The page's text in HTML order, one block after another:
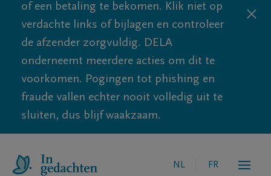
of een betaling te bekomen. Klik niet op
verdachte links of bijlagen en controleer
de afzender zorgvuldig. DELA
onderneemt meerdere acties om dit te
voorkomen. Pogingen tot phishing en
fraude vallen echter nooit volledig uit te
sluiten, dus blijf waakzaam.
NL FR